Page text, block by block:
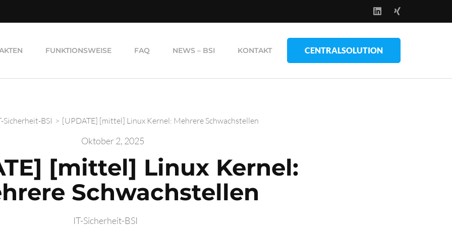
FUNKTIONSWEISE FAQ NEWS – BSI KONTAKT CENTRALSOLUTION
Sicherheit-BSI > [UPDATE] [mittel] Linux Kernel: Mehrere Schwachstellen
Oktober 2, 2025
[mittel] Linux Kernel:
Schwachstellen
IT-Sicherheit-BSI